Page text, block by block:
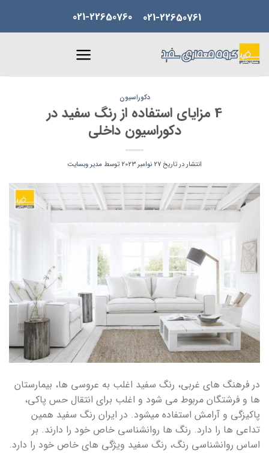
content
021-22650760 021-22650761
دکوراسیون
4 مزایای استفاده از رنگ سفید در
دکوراسیون داخلی
انتشار در تاریخ27 نوامبر 2023 توسط مدیر وبسایت
در فرهنگ های غربی، رنگ سفید اغلب به عروسی ها، بیمارستان
ها و فرشتگان مربوط می شود و اغلب برای انتقال حس پاکی،
پاکیزگی و آرامش استفاده میشود. در ایران رنگ سفید همین
تداعی ها را دارد. رنگ ها روانشناسی خاص خود را دارند. بر
اساس روانشناسی رنگ، رنگ سفید ویژگی های خاص خود را دارد.